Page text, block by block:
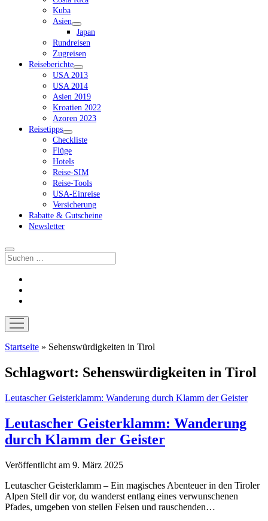
Kuba
Asien
Dropdown-
Menü
öffnen
Japan
Rundreisen
Zugreisen
Reiseberichte
Dropdown-
Menü
öffnen
USA 2013
USA 2014
Asien 2019
Kroatien 2022
Azoren 2023
Reisetipps
Dropdown-
Menü
öffnen
Checkliste
Flüge
Hotels
Reise-SIM
Reise-Tools
USA-Einreise
Versicherung
Rabatte & Gutscheine
Newsletter
Suchen
Menü
öffnen
Startseite » Sehenswürdigkeiten in Tirol
Schlagwort: Sehenswürdigkeiten in Tirol
Leutascher Geisterklamm: Wanderung durch Klamm der Geister
Leutascher Geisterklamm: Wanderung
durch Klamm der Geister
Veröffentlicht am 9. März 2025
Leutascher Geisterklamm – Ein magisches Abenteuer in den Tiroler
Alpen Stell dir vor, du wanderst entlang eines verwunschenen
Pfades, umgeben von steilen Felsen und rauschenden…